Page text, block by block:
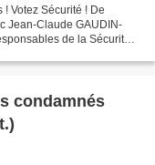
Votez Sécurité ! De
Jean-Claude GAUDIN-
de la Sécurité
condamnés